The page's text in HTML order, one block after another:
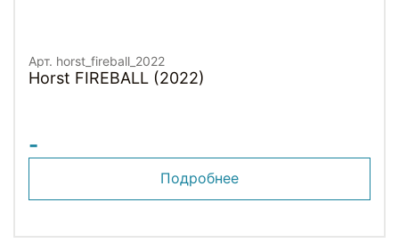
Арт. horst_fireball_2022
Horst FIREBALL (2022)
-
Подробнее